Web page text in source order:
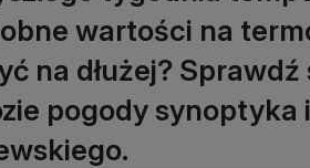
wartości na
na dłużej? Sprawdź
pogody